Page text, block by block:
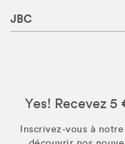
JBC
Yes! Recevez
Inscrivez-vous à